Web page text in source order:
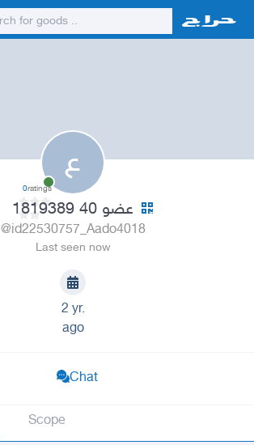
ع
0ratings
عضو 40 1819389
@id22530757_Aado4018
Last seen now
2 yr.
ago
Chat
Scope